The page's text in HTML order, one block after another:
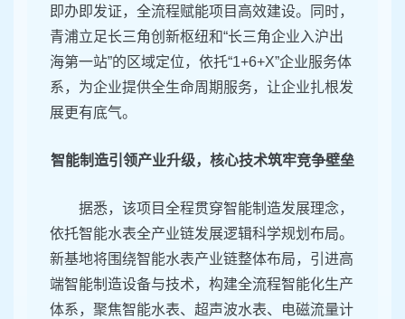
即办即发证，全流程赋能项目高效建设。同时，
青浦立足长三角创新枢纽和“长三角企业入沪出
海第一站”的区域定位，依托“1+6+X”企业服务体
系，为企业提供全生命周期服务，让企业扎根发
展更有底气。
智能制造引领产业升级，核心技术筑牢竞争壁垒
据悉，该项目全程贯穿智能制造发展理念，
依托智能水表全产业链发展逻辑科学规划布局。
新基地将围绕智能水表产业链整体布局，引进高
端智能制造设备与技术，构建全流程智能化生产
体系，聚焦智能水表、超声波水表、电磁流量计